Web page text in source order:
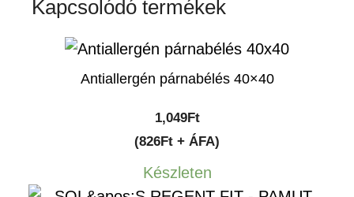
Kapcsolódó termékek
Antiallergén párnabélés 40×40
1,049Ft
(826Ft + ÁFA)
Készleten